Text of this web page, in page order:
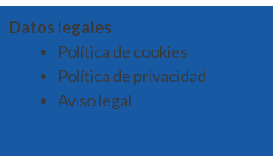
Datos legales
Política de cookies
Política de privacidad
Aviso legal